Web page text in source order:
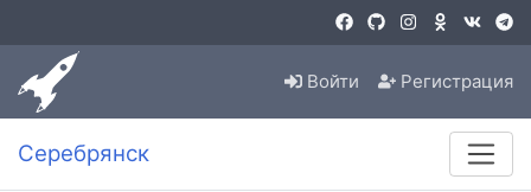
Войти Регистрация
Серебрянск